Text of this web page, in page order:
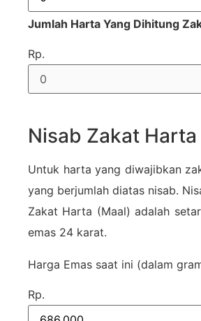
Jumlah Harta Yang Dihitung
Rp.
Nisab Zakat
Untuk harta yang diwajibkan
yang berjumlah diatas nisab.
Zakat Harta (Maal) adalah
emas 24 karat.
Harga Emas saat ini (dalam
Rp.